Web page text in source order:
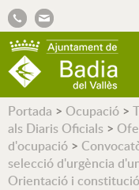
Portada > Ocupació >
als Diaris Oficials >
d'ocupació >
selecció d'urgència
Orientació i